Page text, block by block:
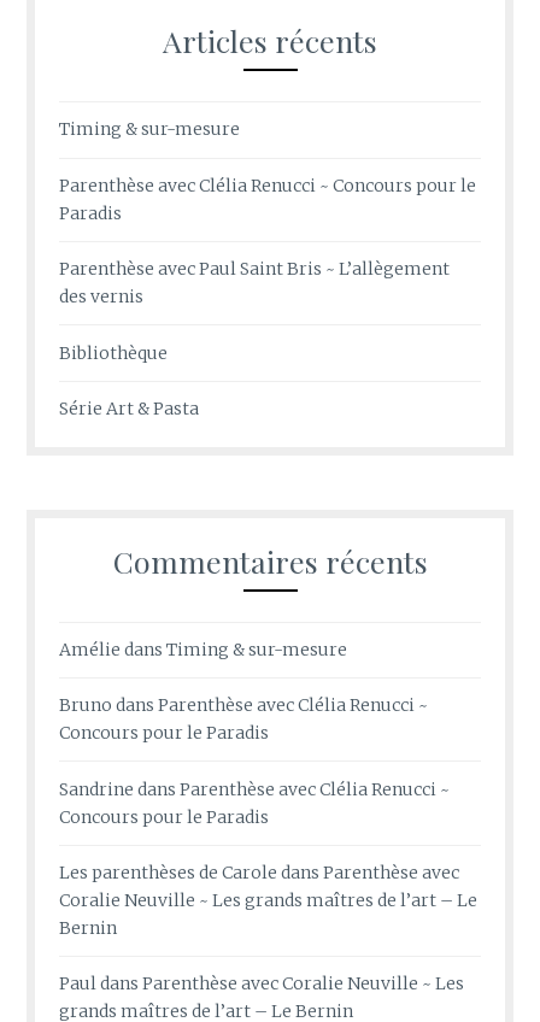
Articles récents
Timing & sur-mesure
Parenthèse avec Clélia Renucci ~ Concours pour le
Paradis
Parenthèse avec Paul Saint Bris ~ L’allègement
des vernis
Bibliothèque
Série Art & Pasta
Commentaires récents
Amélie dansTiming & sur-mesure
Bruno dansParenthèse avec Clélia Renucci ~
Concours pour le Paradis
Sandrine dansParenthèse avec Clélia Renucci ~
Concours pour le Paradis
Les parenthèses de Carole dansParenthèse avec
Coralie Neuville ~ Les grands maîtres de l’art – Le
Bernin
PauldansParenthèse avec Coralie Neuville ~ Les
grands maîtres de l’art – Le Bernin